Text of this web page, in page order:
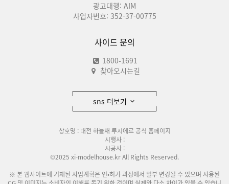
광고대행: AIM
사업자번호: 352-37-00775
사이드 문의
1800-1691
찾아오시는길
sns 더보기
상호명 : 대전 하늘채 루시에르 공식 홈페이지
시행사 :
시공사 :
©2025 xi-modelhouse.kr All Rights Reserved.
※ 본 웹사이트에 기재된 사업계획은 인•허가 과정에서 일부 변경될 수 있으며 사용된